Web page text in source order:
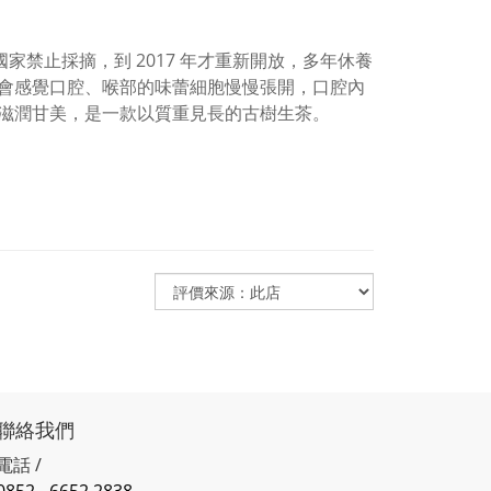
家禁止採摘，到 2017 年才重新開放，多年休養
感覺口腔、喉部的味蕾細胞慢慢張開，口腔內
甘美，是一款以質重見長的古樹生茶。
絡我們
話 /